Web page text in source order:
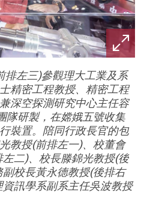
排左三)參觀理大工業及系
精密工程教授、精密工程
深空探測研究中心主任容
隊研製，在嫦娥五號收集
裝置。陪同行政長官的包
教授(前排左一)、校董會
二)、校長滕錦光教授(後
校長黃永德教授(後排右
訊學系副系主任吳波教授